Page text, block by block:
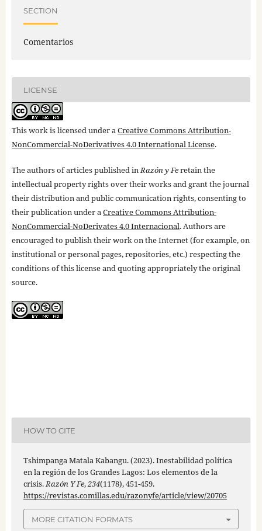
SECTION
Comentarios
LICENSE
This work is licensed under aCreative Commons Attribution-
NonCommercial-NoDerivatives 4.0 International License.
The authors of articles published inRazón y Feretain the
intellectual property rights over their works and grant the journal
their distribution and public communication rights, consenting to
their publication under aCreative Commons Attribution-
NonCommercial-NoDerivates 4.0 Internacional. Authors are
encouraged to publish their work on the Internet (for example, on
institutional or personal pages, repositories, etc.) respecting the
conditions of this license and quoting appropriately the original
source.
HOW TO CITE
Tshimpanga Matala Kabangu. (2023). Inestabilidad política
en la región de los Grandes Lagos: Los elementos de la
crisis.Razón Y Fe,234(1178), 451-459.
https://revistas.comillas.edu/razonyfe/article/view/20705
MORE CITATION FORMATS